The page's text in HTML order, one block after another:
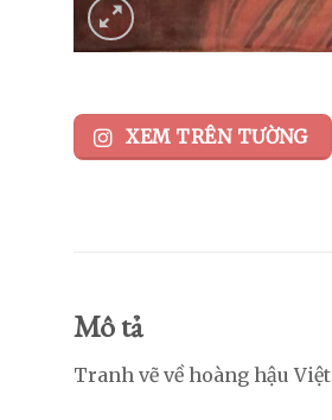
XEM TRÊN TƯỜNG
Mô tả
Tranh vẽ về hoàng hậu Việt